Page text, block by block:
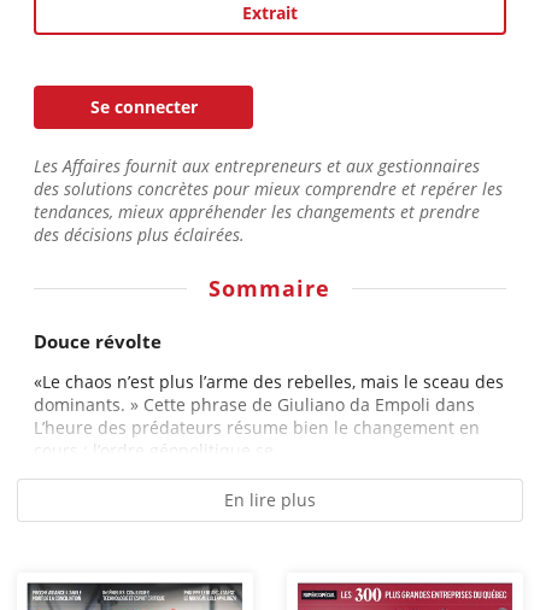
Extrait
Se connecter
Les Affaires fournit aux entrepreneurs et aux gestionnaires
des solutions concrètes pour mieux comprendre et repérer les
tendances, mieux appréhender les changements et prendre
des décisions plus éclairées.
Sommaire
Douce révolte
«Le chaos n’est plus l’arme des rebelles, mais le sceau des
dominants. » Cette phrase de Giuliano da Empoli dans
L’heure des prédateurs résume bien le changement en
cours : l’ordre géopolitique se...
En lire plus